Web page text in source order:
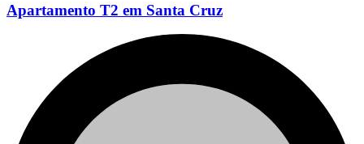
Apartamento T2 em Santa Cruz